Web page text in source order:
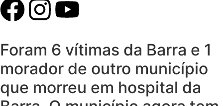
Foram 6 vítimas da Barra e 1
morador de outro município
que morreu em hospital da